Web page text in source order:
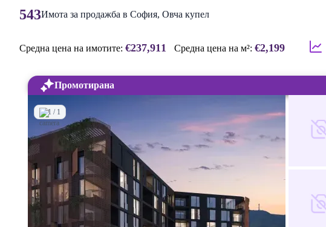
543Имота за продажба в София, Овча купел
Средна цена на имотите: €237,911 Средна цена на м²: €2,199
Промотирана
1 / 1